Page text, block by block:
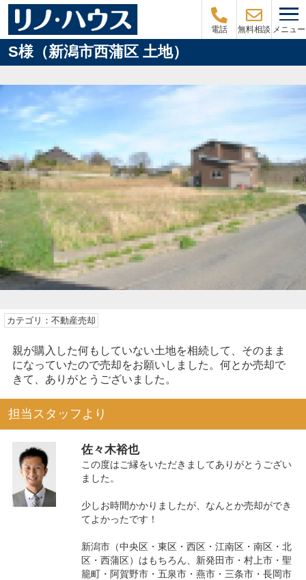
電話 無料相談 メニュー
S様（新潟市西蒲区 土地）
カテゴリ：不動産売却
親が購入した何もしていない土地を相続して、そのまま
になっていたので売却をお願いしました。何とか売却で
きて、ありがとうございました。
担当スタッフより
佐々木裕也
この度はご縁をいただきましてありがとうござい
ました。
少しお時間かかりましたが、なんとか売却ができ
てよかったです！
新潟市（中央区・東区・西区・江南区・南区・北
区・西蒲区）はもちろん、新発田市・村上市・聖
籠町・阿賀野市・五泉市・燕市・三条市・長岡市